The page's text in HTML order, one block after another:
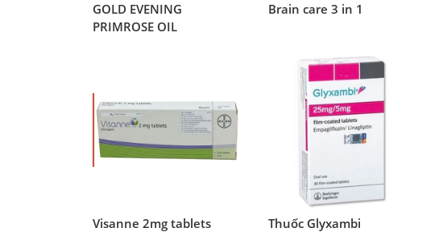
GOLD EVENING
PRIMROSE OIL
Brain care 3 in 1
Visanne 2mg tablets
Thuốc Glyxambi